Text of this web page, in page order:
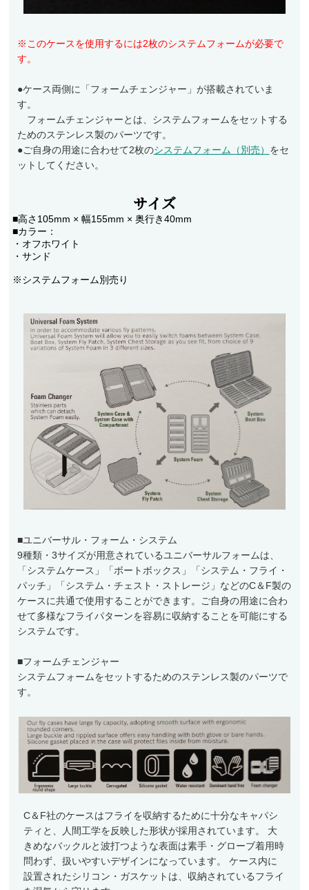
ケース
フライライン
フライマテリアル
ギア・アクセサリー
※このケースを使用するには2枚のシステムフォームが必要で
す。
●ケース両側に「フォームチェンジャー」が搭載されていま
す。
フォームチェンジャーとは、システムフォームをセットする
ためのステンレス製のパーツです。
●ご自身の用途に合わせて2枚のシステムフォーム（別売） をセ
ットしてください。
サイズ
■高さ105mm × 幅155mm × 奥行き40mm
■カラー：
・オフホワイト
・サンド
※システムフォーム別売り
■ユニバーサル・フォーム・システム
9種類・3サイズが用意されているユニバーサルフォームは、
「システムケース」「ボートボックス」「システム・フライ・
パッチ」「システム・チェスト・ストレージ」などのC＆F製の
ケースに共通で使用することができます。ご自身の用途に合わ
せて多様なフライパターンを容易に収納することを可能にする
システムです。
■フォームチェンジャー
システムフォームをセットするためのステンレス製のパーツで
す。
C＆F社のケースはフライを収納するために十分なキャパシ
ティと、人間工学を反映した形状が採用されています。 大
きめなバックルと波打つような表面は素手・グローブ着用時
問わず、扱いやすいデザインになっています。 ケース内に
設置されたシリコン・ガスケットは、収納されているフライ